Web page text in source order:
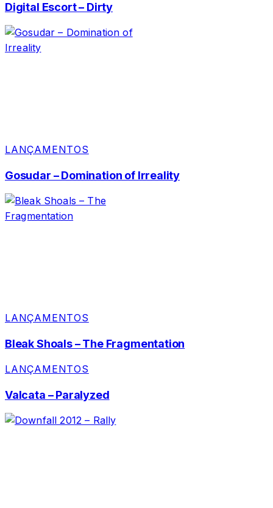
Digital Escort – Dirty
LANÇAMENTOS
Gosudar – Domination of Irreality
LANÇAMENTOS
Bleak Shoals – The Fragmentation
LANÇAMENTOS
Valcata – Paralyzed